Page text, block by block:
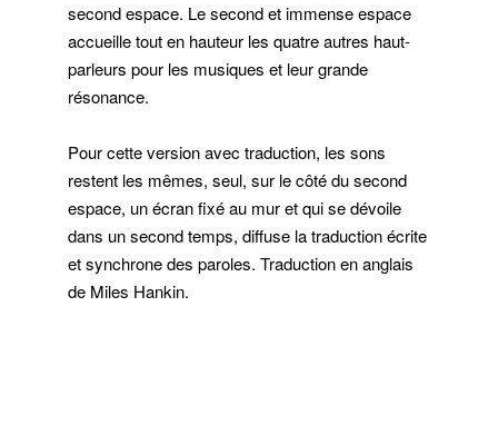
second espace. Le second et immense espace
accueille tout en hauteur les quatre autres haut-
parleurs pour les musiques et leur grande
résonance.
Pour cette version avec traduction, les sons
restent les mêmes, seul, sur le côté du second
espace, un écran fixé au mur et qui se dévoile
dans un second temps, diffuse la traduction écrite
et synchrone des paroles. Traduction en anglais
de Miles Hankin.